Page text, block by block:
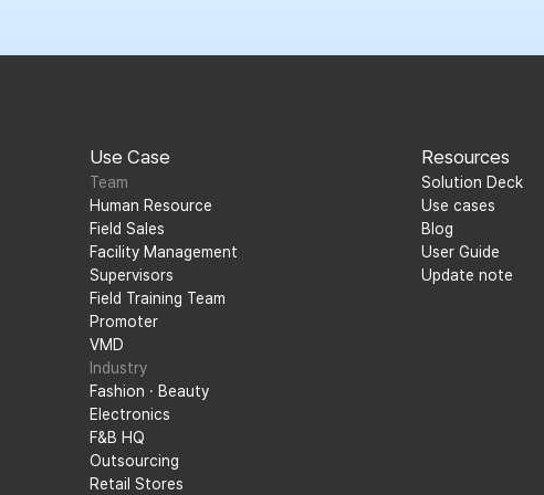
Use Case
Team
Human Resource
Field Sales
Facility Management
Supervisors
Field Training Team
Promoter
VMD
Industry
Fashion · Beauty
Electronics
F&B HQ
Outsourcing
Retail Stores
Resources
Solution Deck
Use cases
Blog
User Guide
Update note